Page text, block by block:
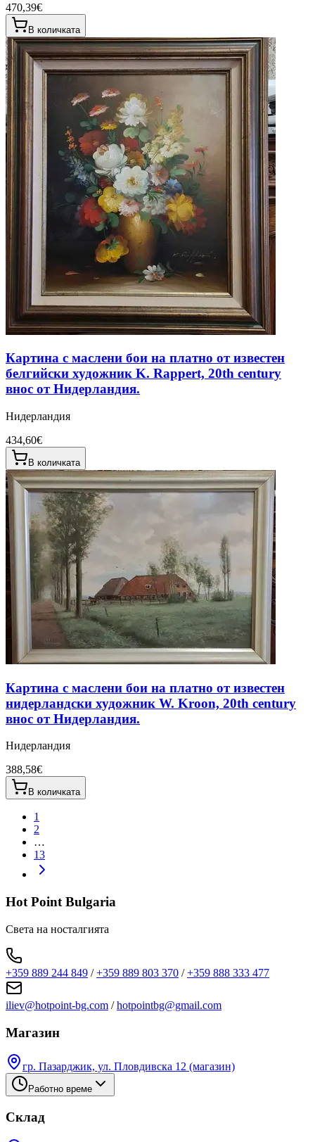
470,39€
В количката
Картина с маслени бои на платно от известен
белгийски художник K. Rappert, 20th century
внос от Нидерландия.
Нидерландия
434,60€
В количката
Картина с маслени бои на платно от известен
нидерландски художник W. Kroon, 20th century
внос от Нидерландия.
Нидерландия
388,58€
В количката
1
2
…
13
Hot Point Bulgaria
Света на носталгията
+359 889 244 849 /+359 889 803 370 /+359 888 333 477
iliev@hotpoint-bg.com /hotpointbg@gmail.com
Магазин
гр. Пазарджик, ул. Пловдивска 12 (магазин)
Работно време
Склад